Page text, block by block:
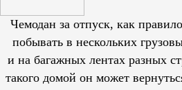
Чемодан за отпуск, как
побывать в нескольких
и на багажных лентах разных
такого домой он может